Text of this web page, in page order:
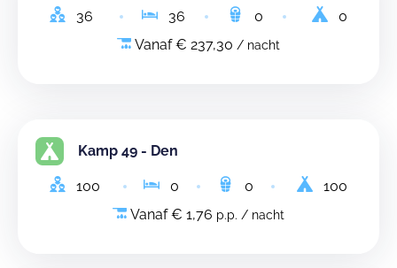
36 36 0
0
Vanaf € 237,30 / nacht
Kamp 49 - Den
100 0 0
100
Vanaf € 1,76 p.p. / nacht